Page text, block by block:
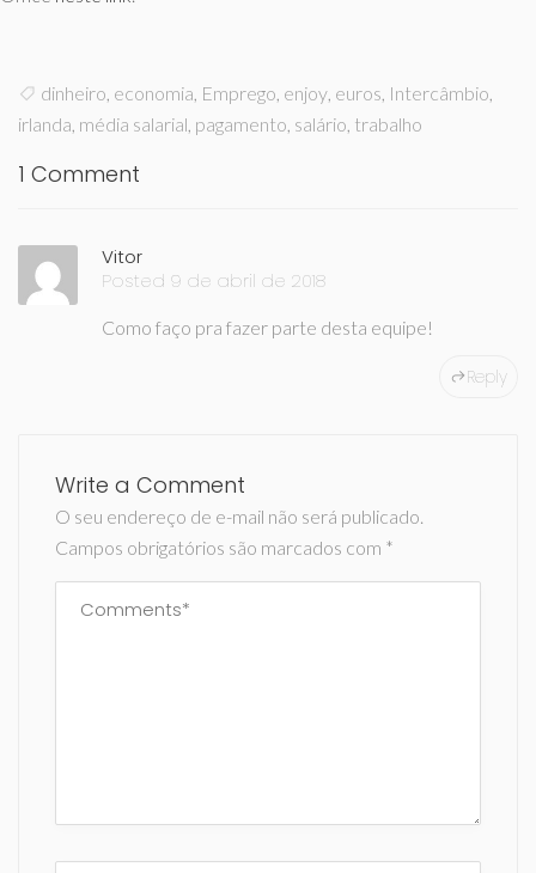
dinheiro, economia, Emprego, enjoy, euros, Intercâmbio,
irlanda, média salarial, pagamento, salário, trabalho
1 Comment
Vitor
Posted 9 de abril de 2018
Como faço pra fazer parte desta equipe!
Reply
Write a Comment
O seu endereço de e-mail não será publicado.
Campos obrigatórios são marcados com *